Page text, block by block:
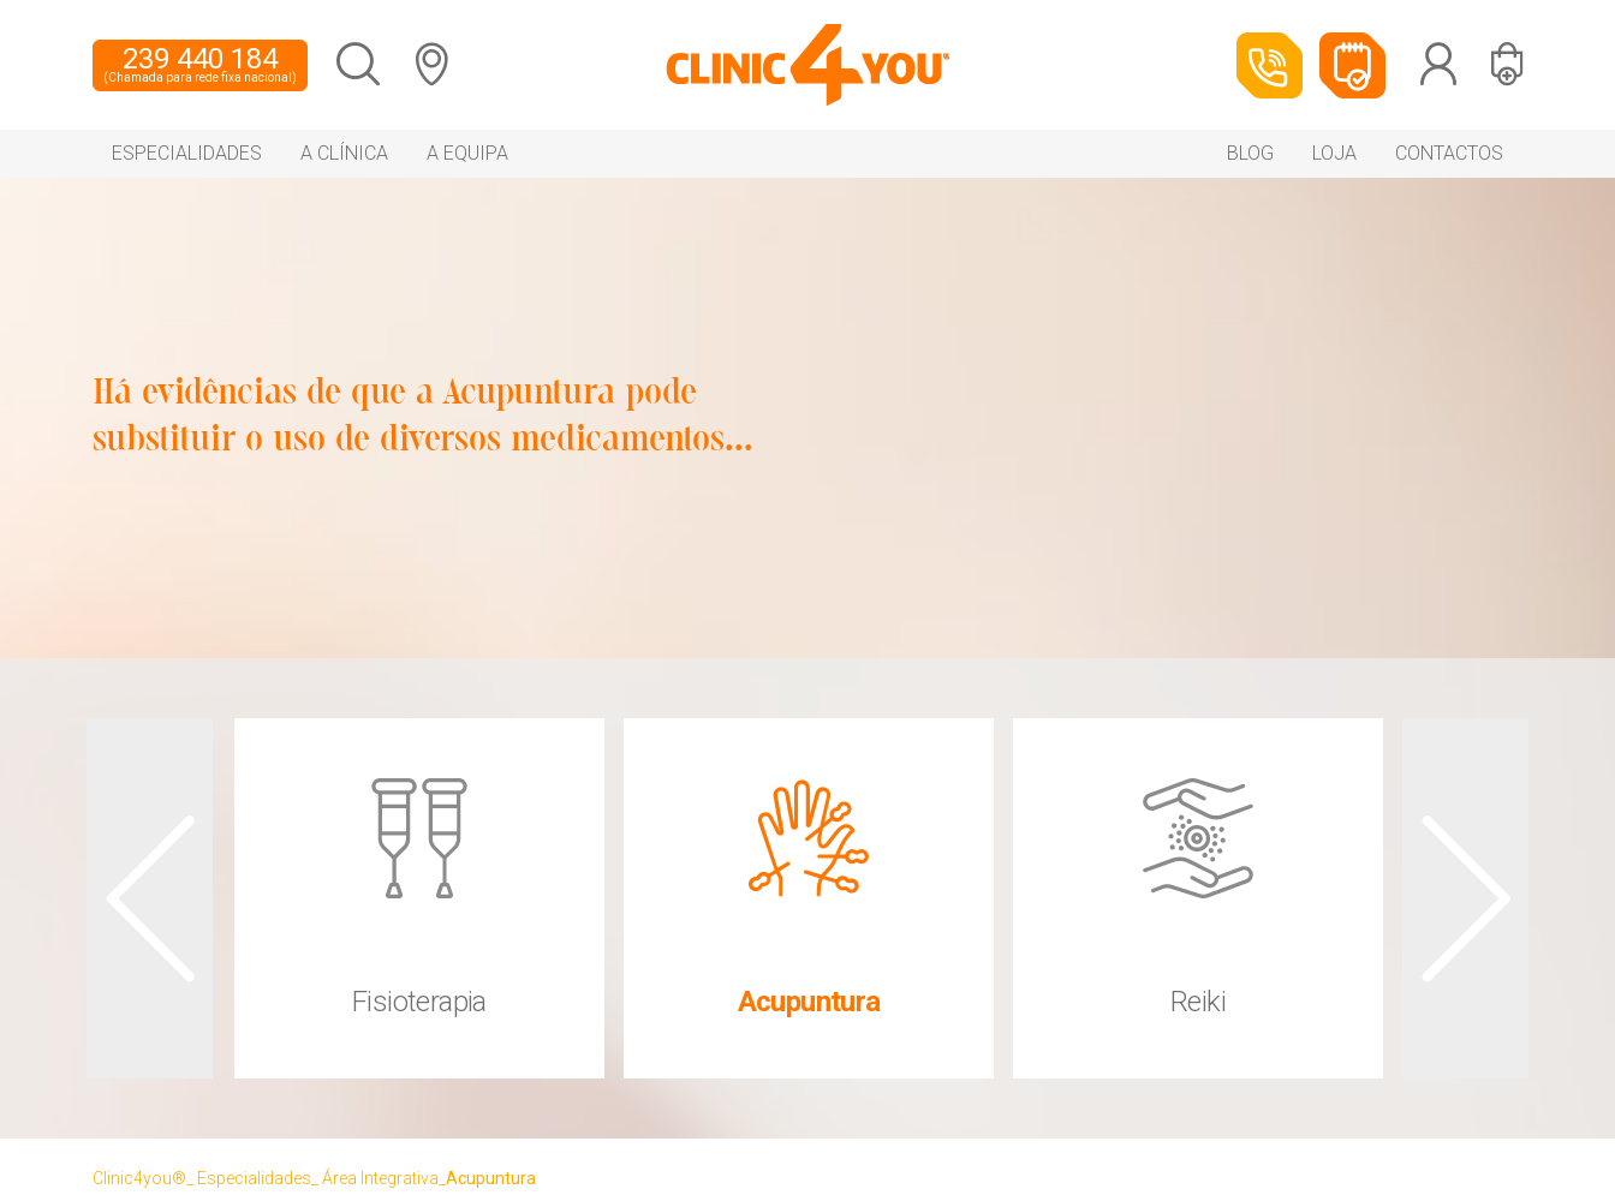
239 440 184
(Chamada para rede fixa nacional)
ESPECIALIDADES A CLÍNICA A EQUIPA BLOG LOJA CONTACTOS
Há evidências de que a Acupuntura pode
substituir o uso de diversos medicamentos...
Fisioterapia Acupuntura Reiki
Clinic4you® Especialidades Área Integrativa Acupuntura